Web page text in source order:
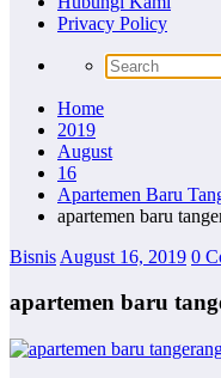
Privacy Policy
Home
2019
August
16
Apartemen Baru
apartemen baru
Bisnis August 16, 2019 0
apartemen baru